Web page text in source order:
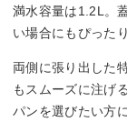
満水容量は1.2L。
い場合にもぴった
両側に張り出した
もスムーズに注げ
パンを選びたい方